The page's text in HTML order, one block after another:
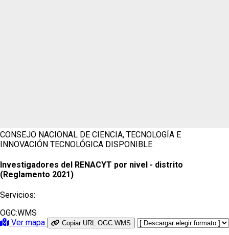
CONSEJO NACIONAL DE CIENCIA, TECNOLOGÍA E
INNOVACIÓN TECNOLÓGICA DISPONIBLE
Investigadores del RENACYT por nivel - distrito
(Reglamento 2021)
Servicios:
OGC:WMS
Ver mapa
Copiar URL OGC:WMS